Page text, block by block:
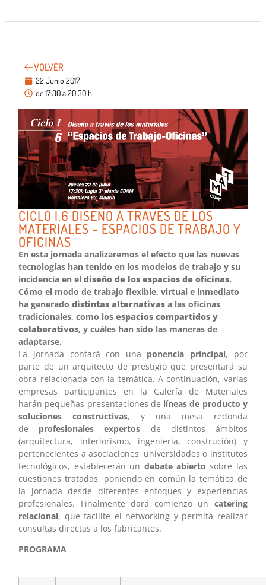
VOLVER
22 Junio 2017
de 17:30 a 20:30 h
CICLO I.6 DISEÑO A TRAVÉS DE LOS
MATERIALES – ESPACIOS DE TRABAJO Y
OFICINAS
En esta jornada analizaremos el efecto que las nuevas
tecnologías han tenido en los modelos de trabajo y su
incidencia en eldiseño de los espacios de oficinas.
Cómo el modo de trabajo flexible, virtual e inmediato
ha generado distintas alternativasa las oficinas
tradicionales, como losespacios compartidos y
colaborativos, y cuáles han sido las maneras de
adaptarse.
La jornada contará con una ponencia principal, por
parte de un arquitecto de prestigio que presentará su
obra relacionada con la temática. A continuación, varias
empresas participantes en la Galería de Materiales
harán pequeñas presentaciones de líneas de producto y
soluciones constructivas, y una mesa redonda
de profesionales expertos de distintos ámbitos
(arquitectura, interiorismo, ingeniería, construción) y
pertenecientes a asociaciones, universidades o institutos
tecnológicos, establecerán un debate abierto sobre las
cuestiones tratadas, poniendo en común la temática de
la jornada desde diferentes enfoques y experiencias
profesionales. Finalmente dará comienzo un catering
relacional, que facilite el networking y permita realizar
consultas directas a los fabricantes.
PROGRAMA